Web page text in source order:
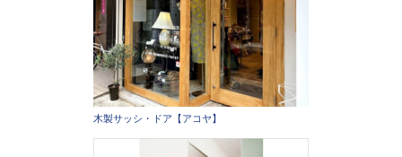
木製サッシ・ドア【アコヤ】